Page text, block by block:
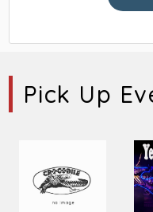
Pick Up